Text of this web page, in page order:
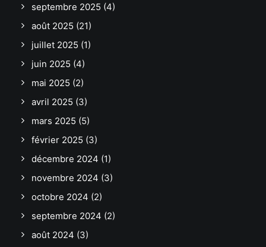
septembre 2025 (4)
août 2025 (21)
juillet 2025 (1)
juin 2025 (4)
mai 2025 (2)
avril 2025 (3)
mars 2025 (5)
février 2025 (3)
décembre 2024 (1)
novembre 2024 (3)
octobre 2024 (2)
septembre 2024 (2)
août 2024 (3)